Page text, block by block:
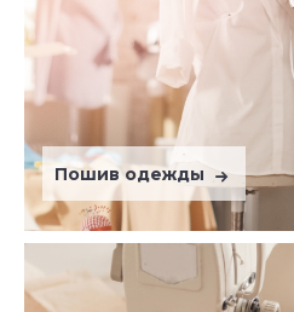
Пошив одежды